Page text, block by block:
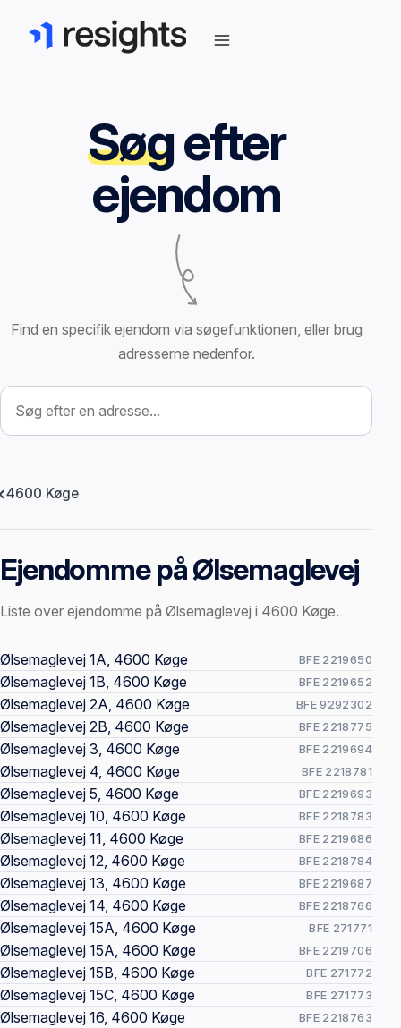
Søgefter
ejendom
Find en specifik ejendom via søgefunktionen, eller brug
adresserne nedenfor.
Søg efter ejendom
4600 Køge
Ejendomme på Ølsemaglevej
Liste over ejendomme på Ølsemaglevej i 4600 Køge.
Offentlige ejendomssider
Ølsemaglevej 1A, 4600 Køge BFE 2219650
Ølsemaglevej 1B, 4600 Køge BFE 2219652
Ølsemaglevej 2A, 4600 Køge BFE 9292302
Ølsemaglevej 2B, 4600 Køge BFE 2218775
Ølsemaglevej 3, 4600 Køge BFE 2219694
Ølsemaglevej 4, 4600 Køge BFE 2218781
Ølsemaglevej 5, 4600 Køge BFE 2219693
Ølsemaglevej 10, 4600 Køge BFE 2218783
Ølsemaglevej 11, 4600 Køge BFE 2219686
Ølsemaglevej 12, 4600 Køge BFE 2218784
Ølsemaglevej 13, 4600 Køge BFE 2219687
Ølsemaglevej 14, 4600 Køge BFE 2218766
Ølsemaglevej 15A, 4600 Køge BFE 271771
Ølsemaglevej 15A, 4600 Køge BFE 2219706
Ølsemaglevej 15B, 4600 Køge BFE 271772
Ølsemaglevej 15C, 4600 Køge BFE 271773
Ølsemaglevej 16, 4600 Køge BFE 2218763